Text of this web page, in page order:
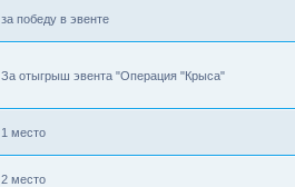
за победу в эвенте
За отыгрыш эвента "Операция "Крыса"
1 место
2 место